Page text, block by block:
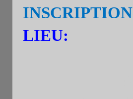
INSCRIPTION
LIEU: